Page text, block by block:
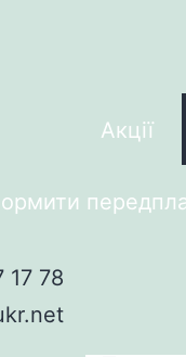
Акції
17 78